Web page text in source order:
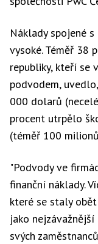
Náklady spojené
vysoké. Téměř 38
republiky, kteří se
podvodem,
000 dolarů
procent utrpělo
(téměř 100
"Podvody ve
finanční náklady.
které se staly
jako
svých